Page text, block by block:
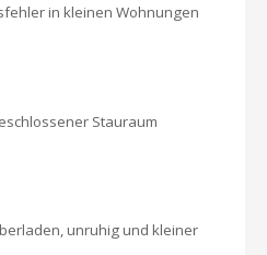
in kleinen Wohnungen
Stauraum
unruhig und kleiner